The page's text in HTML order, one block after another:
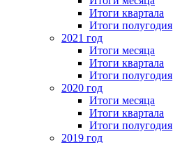
Итоги квартала
Итоги полугодия
2021 год
Итоги месяца
Итоги квартала
Итоги полугодия
2020 год
Итоги месяца
Итоги квартала
Итоги полугодия
2019 год